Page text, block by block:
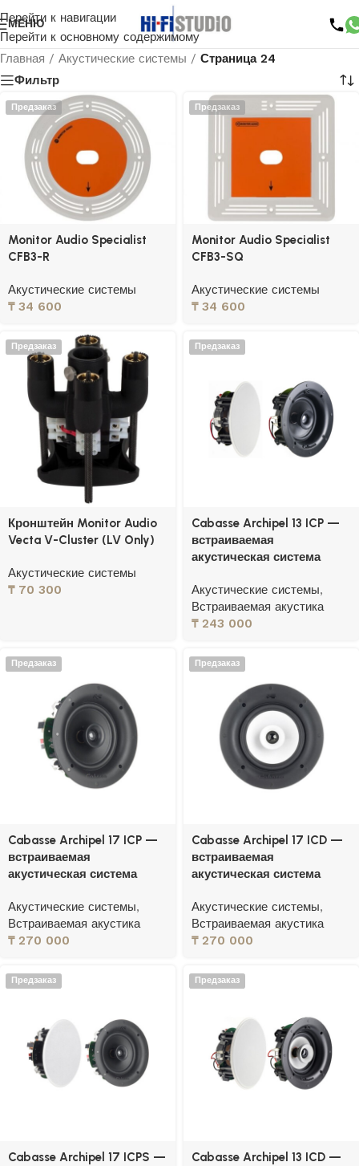
Перейти к навигации
Перейти к основному содержимому
МЕНЮ
Главная / Акустические системы / Страница 24
Фильтр
Предзаказ
Monitor Audio Specialist
CFB3-R
Акустические системы
₸34 600
Предзаказ
Monitor Audio Specialist
CFB3-SQ
Акустические системы
₸34 600
Предзаказ
Кронштейн Monitor Audio
Vecta V-Cluster (LV Only)
Акустические системы
₸70 300
Предзаказ
Cabasse Archipel 13 ICP —
встраиваемая
акустическая система
Акустические системы,
Встраиваемая акустика
₸243 000
Предзаказ
Cabasse Archipel 17 ICP —
встраиваемая
акустическая система
Акустические системы,
Встраиваемая акустика
₸270 000
Предзаказ
Cabasse Archipel 17 ICD —
встраиваемая
акустическая система
Акустические системы,
Встраиваемая акустика
₸270 000
Предзаказ
Cabasse Archipel 17 ICPS —
Предзаказ
Cabasse Archipel 13 ICD —